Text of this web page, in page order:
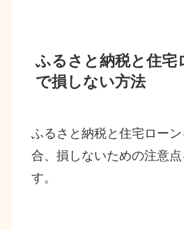
ふるさと納税と住宅
で損しない方法
ふるさと納税と住宅ロー
合、損しないための注意
す。